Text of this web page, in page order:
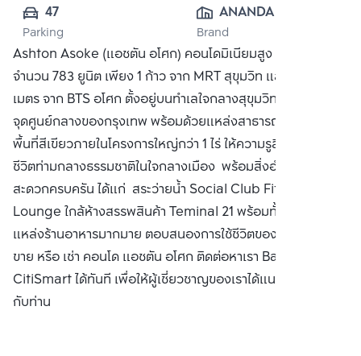
47
Parking
ANANDA
DEVELOPMENT
PUBLIC CO.,
LTD.
Brand
Ashton Asoke (แอชตัน อโศก) คอนโดมิเนียมสูง 50 ชั้น
จำนวน 783 ยูนิต เพียง 1 ก้าว จาก MRT สุขุมวิท และเพียง 230
เมตร จาก BTS อโศก ตั้งอยู่บนทำเลใจกลางสุขุมวิท
จุดศูนย์กลางของกรุงเทพ พร้อมด้วยแหล่งสาธารณูปโภค พร้อม
พื้นที่สีเขียวภายในโครงการใหญ่กว่า 1 ไร่ ให้ความรูสึกเหมือนใช้
ชีวิตท่ามกลางธรรมชาติในใจกลางเมือง พร้อมสิ่งอำนวยความ
สะดวกครบครัน ได้แก่ สระว่ายน้ำ Social Club Fitness Sky
Lounge ใกล้ห้างสรรพสินค้า Teminal 21 พร้อมทั้งเป็นที่รวม
แหล่งร้านอาหารมากมาย ตอบสนองการใช้ชีวิตของคนเมือง ซื้อ
ขาย หรือ เช่า คอนโด แอชตัน อโศก ติดต่อหาเรา Bangkok
CitiSmart ได้ทันที เพื่อให้ผู้เชี่ยวชาญของเราได้แนะนำคอนโดให้
กับท่าน